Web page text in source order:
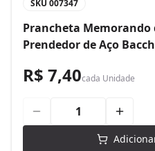
SKU 007347
Prancheta Memorando
Prendedor de Aço
R$ 7,40cada Unidade